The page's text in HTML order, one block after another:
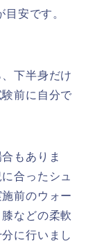
目安です。
下半身だけ
前に自分で
もありま
合ったシュ
前のウォー
などの柔軟
に行いまし